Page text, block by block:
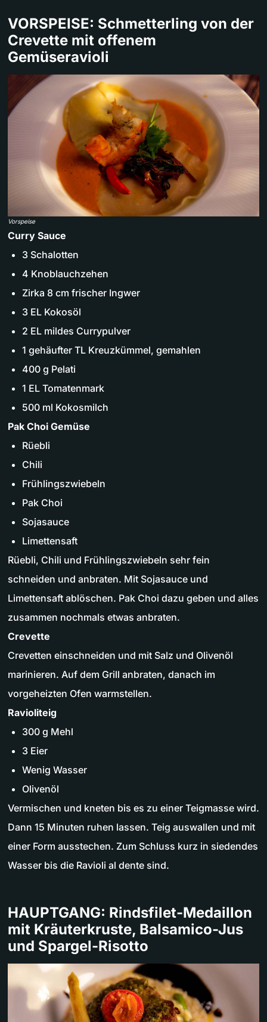
VORSPEISE: Schmetterling von der
Crevette mit offenem
Gemüseravioli
Vorspeise
Curry Sauce
3 Schalotten
4 Knoblauchzehen
Zirka 8 cm frischer Ingwer
3 EL Kokosöl
2 EL mildes Currypulver
1 gehäufter TL Kreuzkümmel, gemahlen
400 g Pelati
1 EL Tomatenmark
500 ml Kokosmilch
Pak Choi Gemüse
Rüebli
Chili
Frühlingszwiebeln
Pak Choi
Sojasauce
Limettensaft
Rüebli, Chili und Frühlingszwiebeln sehr fein
schneiden und anbraten. Mit Sojasauce und
Limettensaft ablöschen. Pak Choi dazu geben und alles
zusammen nochmals etwas anbraten.
Crevette
Crevetten einschneiden und mit Salz und Olivenöl
marinieren. Auf dem Grill anbraten, danach im
vorgeheizten Ofen warmstellen.
Ravioliteig
300 g Mehl
3 Eier
Wenig Wasser
Olivenöl
Vermischen und kneten bis es zu einer Teigmasse wird.
Dann 15 Minuten ruhen lassen. Teig auswallen und mit
einer Form ausstechen. Zum Schluss kurz in siedendes
Wasser bis die Ravioli al dente sind.
HAUPTGANG: Rindsfilet-Medaillon
mit Kräuterkruste, Balsamico-Jus
und Spargel-Risotto